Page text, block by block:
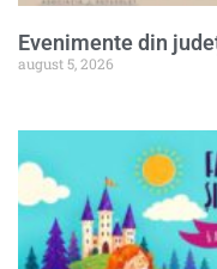
Evenimente din
august 5, 2026